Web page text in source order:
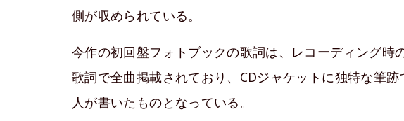
側が収められている。
今作の初回盤フォトブックの歌詞は、レコーディング時
歌詞で全曲掲載されており、CDジャケットに独特な筆
人が書いたものとなっている。